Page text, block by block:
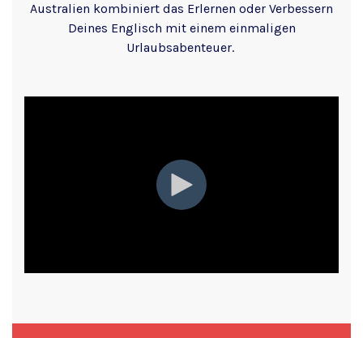
Australien kombiniert das Erlernen oder Verbessern
Deines Englisch mit einem einmaligen
Urlaubsabenteuer.